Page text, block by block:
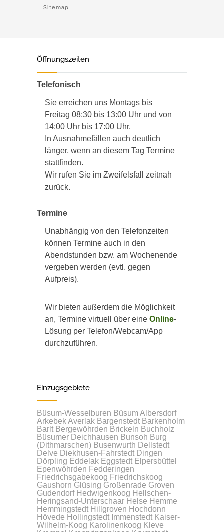
Sitemap
Öffnungszeiten
Telefonisch
Sie erreichen uns Montags bis
Freitag 08:30 bis 13:00 Uhr und von
14:00 Uhr bis 17:00 Uhr.
In Ausnahmefällen auch deutlich
länger, wenn an diesem Tag Termine
stattfinden.
Wir rufen Sie im Zweifelsfall zeitnah
zurück.
Termine
Unabhängig von den Telefonzeiten
können Termine auch in den
Abendstunden bzw. am Wochenende
vergeben werden (evtl. gegen
Aufpreis).
Wir bieten außerdem die Möglichkeit
an, Termine virtuell über eine Online-
Lösung per Telefon/Webcam/App
durchzuführen.
Einzugsgebiete
Büsum-Wesselburen BüsumAlbersdorf
ArkebekAverlak Bargenstedt Barkenholm
Barlt Bergewöhrden Brickeln Buchholz
Büsumer Deichhausen Bunsoh Burg
(Dithmarschen) Busenwurth Dellstedt
Delve Diekhusen-Fahrstedt Dingen
Dörpling Eddelak Eggstedt Elpersbüttel
Epenwöhrden Fedderingen
Friedrichsgabekoog Friedrichskoog
Gaushorn Glüsing Großenrade Groven
Gudendorf Hedwigenkoog Hellschen-
Heringsand-Unterschaar Helse Hemme
Hemmingstedt Hillgroven Hochdonn
Hövede Hollingstedt Immenstedt Kaiser-
Wilhelm-Koog Karolinenkoog Kleve